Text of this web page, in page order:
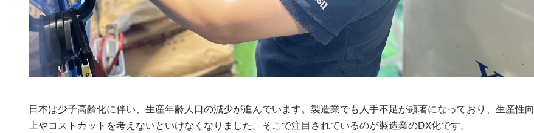
日本は少子高齢化に伴い、生産年齢人口の減少が進んでいます。製造業でも人手不足が顕著になっており、生産性向
上やコストカットを考えないといけなくなりました。そこで注目されているのが製造業のDX化です。